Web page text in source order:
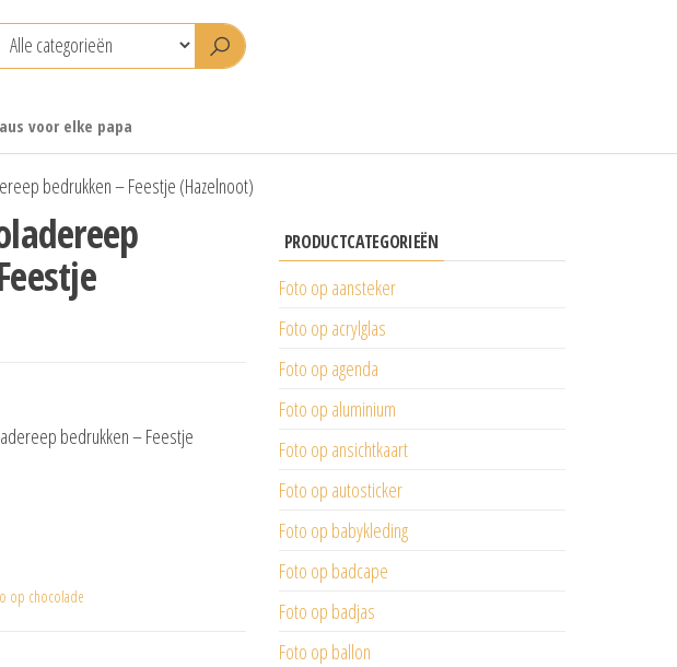
voor elke papa
bedrukken – Feestje (Hazelnoot)
bedrukken – Feestje
op chocolade
PRODUCTCATEGORIEËN
Foto op aansteker
Foto op acrylglas
Foto op agenda
Foto op aluminium
Foto op ansichtkaart
Foto op autosticker
Foto op babykleding
Foto op badcape
Foto op badjas
Foto op ballon